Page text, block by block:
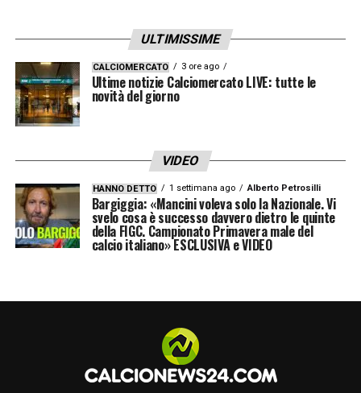
ULTIMISSIME
CALCIOMERCATO 3 ore ago
Ultime notizie Calciomercato LIVE: tutte le
novità del giorno
VIDEO
HANNO DETTO 1 settimana ago Alberto Petrosilli
Bargiggia: «Mancini voleva solo la Nazionale. Vi
svelo cosa è successo davvero dietro le quinte
della FIGC. Campionato Primavera male del
calcio italiano» ESCLUSIVA e VIDEO